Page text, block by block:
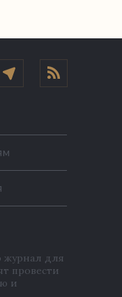
журнал для
провести
и